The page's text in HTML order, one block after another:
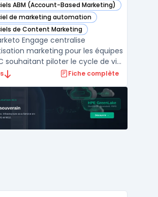
ABM (Account-Based Marketing)
Marketo Engage dans cette catégorie
de marketing automation
Marketo Engage dans cette catégorie
de Content Marketing
Marketo Engage dans cette catégorie
Engage centralise
marketing pour les équipes
souhaitant piloter le cycle de vie
depuis une même plateforme.
la génération, le suivi et la
des prospects tout en
campagnes ...
Fiche complète